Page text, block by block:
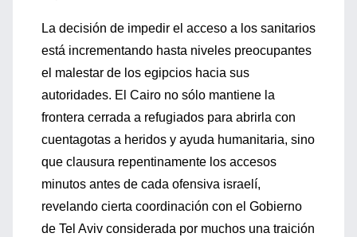
La decisión de impedir el acceso a los sanitarios
está incrementando hasta niveles preocupantes
el malestar de los egipcios hacia sus
autoridades. El Cairo no sólo mantiene la
frontera cerrada a refugiados para abrirla con
cuentagotas a heridos y ayuda humanitaria, sino
que clausura repentinamente los accesos
minutos antes de cada ofensiva israelí,
revelando cierta coordinación con el Gobierno
de Tel Aviv considerada por muchos una traición